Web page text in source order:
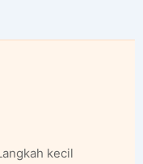
kecil